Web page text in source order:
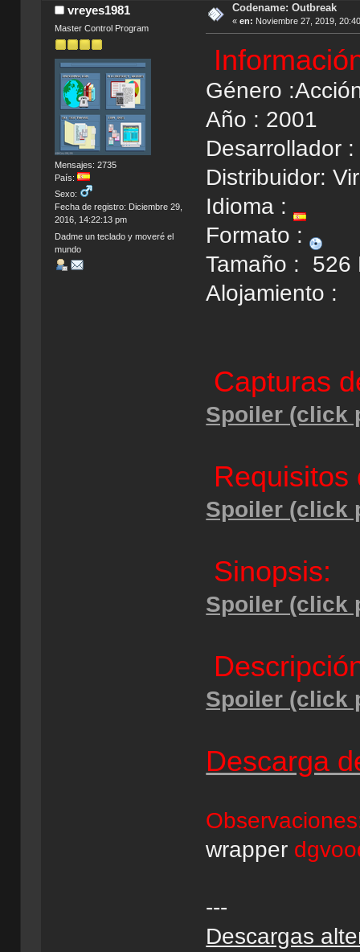
vreyes1981
Master Control Program
Mensajes: 2735
País:
Sexo:
Fecha de registro: Diciembre 29,
2016, 14:22:13 pm
Dadme un teclado y moveré el
mundo
Codename: Outbreak
« en: Noviembre 27, 2019,
Género
Año : 2001
Desarrollador
Distribuidor:
Idioma :
Formato :
Tamaño : 526
Alojamiento :
Capturas
Spoiler (click
Requisitos
Spoiler (click
Sinopsis:
Spoiler (click
Spoiler (click
Descarga
wrapper
---
Descargas